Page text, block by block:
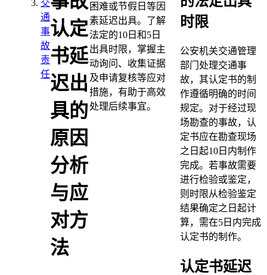
交
通
事
故
责
任
认定
书延
迟出
具的
原因
分析
与应
对方
法
困难或节假日等因
素延迟出具。了解
法定的10日和5日
出具时限，掌握主
动询问、收集证据
及申请复核等应对
措施，有助于高效
处理后续事宜。
时限
公安机关交通管理
部门处理交通事
故，其认定书的制
作遵循明确的时间
规定。对于经过现
场勘查的事故，认
定书应在勘查现场
之日起10日内制作
完成。若事故需要
进行检验或鉴定，
则时限从检验鉴定
结果确定之日起计
算，需在5日内完成
认定书的制作。
认定书延迟